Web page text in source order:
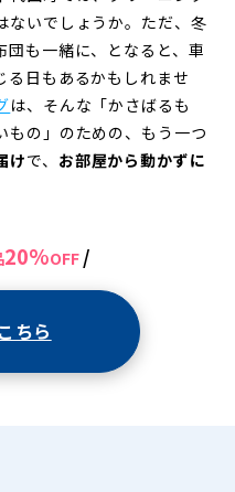
ないでしょうか。ただ、冬
団も一緒に、となると、車
る日もあるかもしれませ
は、そんな「かさばるも
もの」のための、もう一つ
けで、 お部屋から動かずに
20%OFF /
ちら